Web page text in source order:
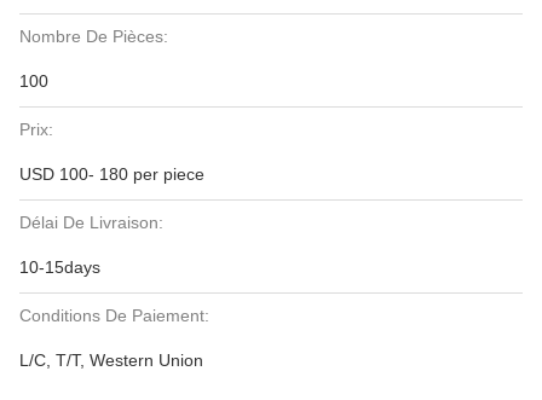
Nombre De Pièces:
100
Prix:
USD 100- 180 per piece
Délai De Livraison:
10-15days
Conditions De Paiement:
L/C, T/T, Western Union